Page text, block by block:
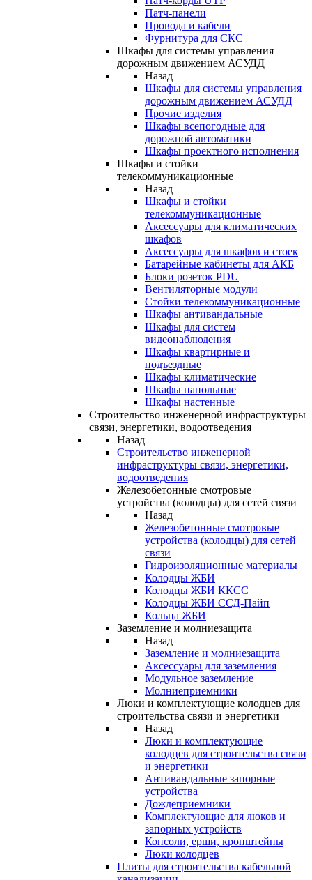
Патч-панели
Провода и кабели
Фурнитура для СКС
Шкафы для системы управления
дорожным движением АСУДД
Назад
Шкафы для системы управления
дорожным движением АСУДД
Прочие изделия
Шкафы всепогодные для
дорожной автоматики
Шкафы проектного исполнения
Шкафы и стойки
телекоммуникационные
Назад
Шкафы и стойки
телекоммуникационные
Аксессуары для климатических
шкафов
Аксессуары для шкафов и стоек
Батарейные кабинеты для АКБ
Блоки розеток PDU
Вентиляторные модули
Стойки телекоммуникационные
Шкафы антивандальные
Шкафы для систем
видеонаблюдения
Шкафы квартирные и
подъездные
Шкафы климатические
Шкафы напольные
Шкафы настенные
Строительство инженерной инфраструктуры
связи, энергетики, водоотведения
Назад
Строительство инженерной
инфраструктуры связи, энергетики,
водоотведения
Железобетонные смотровые
устройства (колодцы) для сетей связи
Назад
Железобетонные смотровые
устройства (колодцы) для сетей
связи
Гидроизоляционные материалы
Колодцы ЖБИ
Колодцы ЖБИ ККСС
Колодцы ЖБИ ССД-Пайп
Кольца ЖБИ
Заземление и молниезащита
Назад
Заземление и молниезащита
Аксессуары для заземления
Модульное заземление
Молниеприемники
Люки и комплектующие колодцев для
строительства связи и энергетики
Назад
Люки и комплектующие
колодцев для строительства связи
и энергетики
Антивандальные запорные
устройства
Дождеприемники
Комплектующие для люков и
запорных устройств
Консоли, ерши, кронштейны
Люки колодцев
Плиты для строительства кабельной